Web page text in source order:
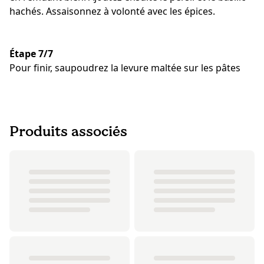
hachés. Assaisonnez à volonté avec les épices.
Étape 7/7
Pour finir, saupoudrez la levure maltée sur les pâtes
Produits associés